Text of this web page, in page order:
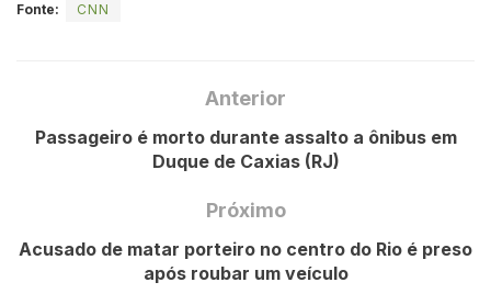
Fonte: CNN
Anterior
Passageiro é morto durante assalto a ônibus em
Duque de Caxias (RJ)
Próximo
Acusado de matar porteiro no centro do Rio é preso
após roubar um veículo